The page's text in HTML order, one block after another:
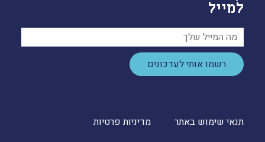
למייל
רשמו אותי לעדכונים
תנאי שימוש באתר מדיניות פרטיות